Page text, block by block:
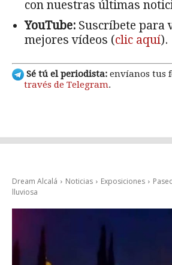
con nuestras últimas
YouTube: Suscríbete para
mejores vídeos (clic aquí).
Sé tú el periodista: envíanos tus
través de Telegram.